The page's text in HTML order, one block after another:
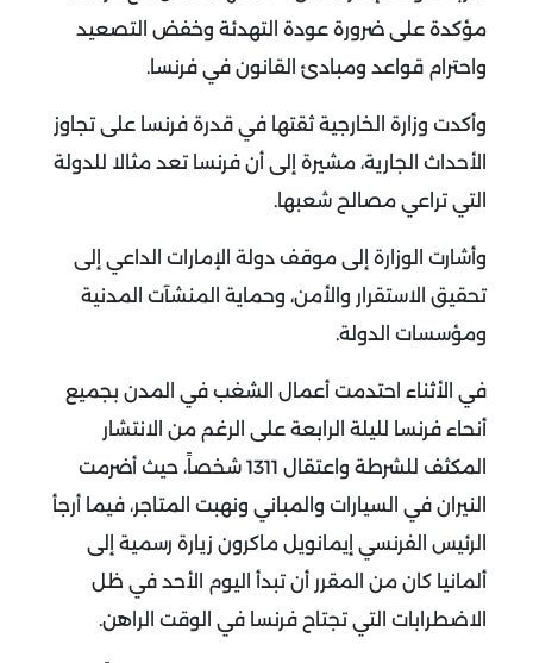
مؤكدة على ضرورة عودة التهدئة وخفض التصعيد
واحترام قواعد ومبادئ القانون في فرنسا.
وأكدت وزارة الخارجية ثقتها في قدرة فرنسا على تجاوز
الأحداث الجارية، مشيرة إلى أن فرنسا تعد مثالا للدولة
التي تراعي مصالح شعبها.
وأشارت الوزارة إلى موقف دولة الإمارات الداعي إلى
تحقيق الاستقرار والأمن، وحماية المنشآت المدنية
ومؤسسات الدولة.
في الأثناء احتدمت أعمال الشغب في المدن بجميع
أنحاء فرنسا لليلة الرابعة على الرغم من الانتشار
المكثف للشرطة واعتقال 1311 شخصاً، حيث أضرمت
النيران في السيارات والمباني ونهبت المتاجر، فيما أرجأ
الرئيس الفرنسي إيمانويل ماكرون زيارة رسمية إلى
ألمانيا كان من المقرر أن تبدأ اليوم الأحد في ظل
الاضطرابات التي تجتاح فرنسا في الوقت الراهن.